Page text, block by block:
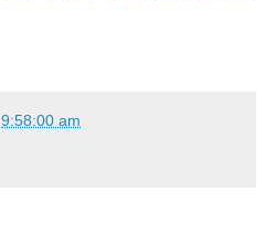
9:58:00 am